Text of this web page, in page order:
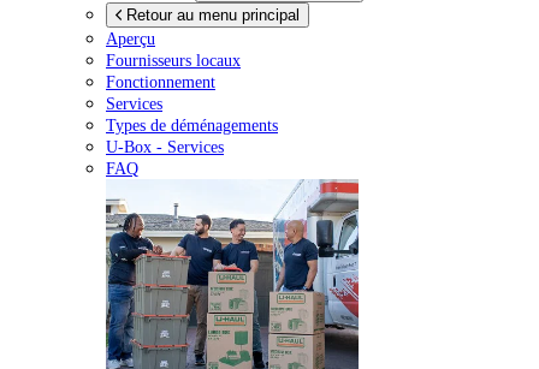
Retour au menu principal
Aperçu
Fournisseurs locaux
Fonctionnement
Services
Types de déménagements
U-Box - Services
FAQ